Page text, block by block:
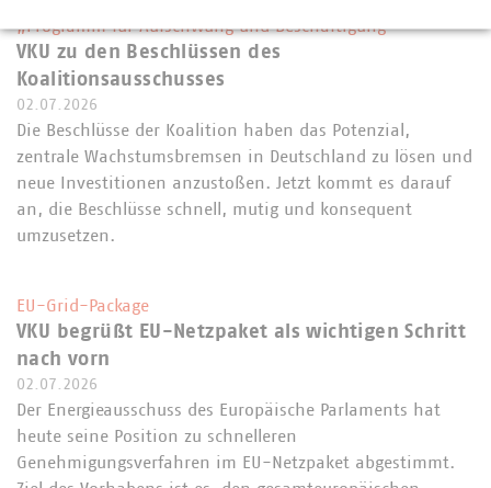
„Programm für Aufschwung und Beschäftigung“
VKU zu den Beschlüssen des
Koalitionsausschusses
02.07.2026
Die Beschlüsse der Koalition haben das Potenzial,
zentrale Wachstumsbremsen in Deutschland zu lösen und
neue Investitionen anzustoßen. Jetzt kommt es darauf
an, die Beschlüsse schnell, mutig und konsequent
umzusetzen.
EU-Grid-Package
VKU begrüßt EU-Netzpaket als wichtigen Schritt
nach vorn
02.07.2026
Der Energieausschuss des Europäische Parlaments hat
heute seine Position zu schnelleren
Genehmigungsverfahren im EU-Netzpaket abgestimmt.